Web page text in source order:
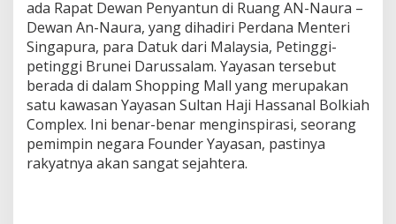
ada Rapat Dewan Penyantun di Ruang AN-Naura –
Dewan An-Naura, yang dihadiri Perdana Menteri
Singapura, para Datuk dari Malaysia, Petinggi-
petinggi Brunei Darussalam. Yayasan tersebut
berada di dalam Shopping Mall yang merupakan
satu kawasan Yayasan Sultan Haji Hassanal Bolkiah
Complex. Ini benar-benar menginspirasi, seorang
pemimpin negara Founder Yayasan, pastinya
rakyatnya akan sangat sejahtera.